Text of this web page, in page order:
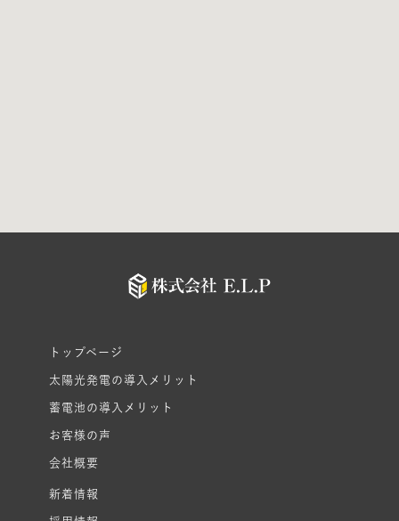
トップページ
太陽光発電の導入メリット
蓄電池の導入メリット
お客様の声
会社概要
新着情報